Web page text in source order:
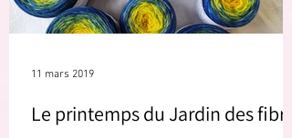
Le printemps du Jardin des fibres
11 mars 2019